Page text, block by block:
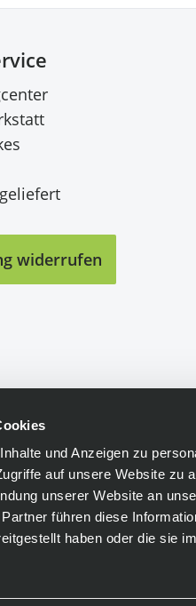
und Anzeigen zu
auf unsere Website zu
unserer Website an
führen diese
haben oder die sie
widerrufen